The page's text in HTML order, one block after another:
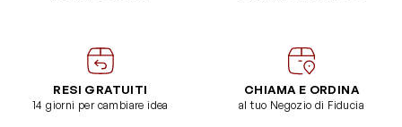
RESI GRATUITI
14 giorni per cambiare idea
CHIAMA E ORDINA
al tuo Negozio di Fiducia